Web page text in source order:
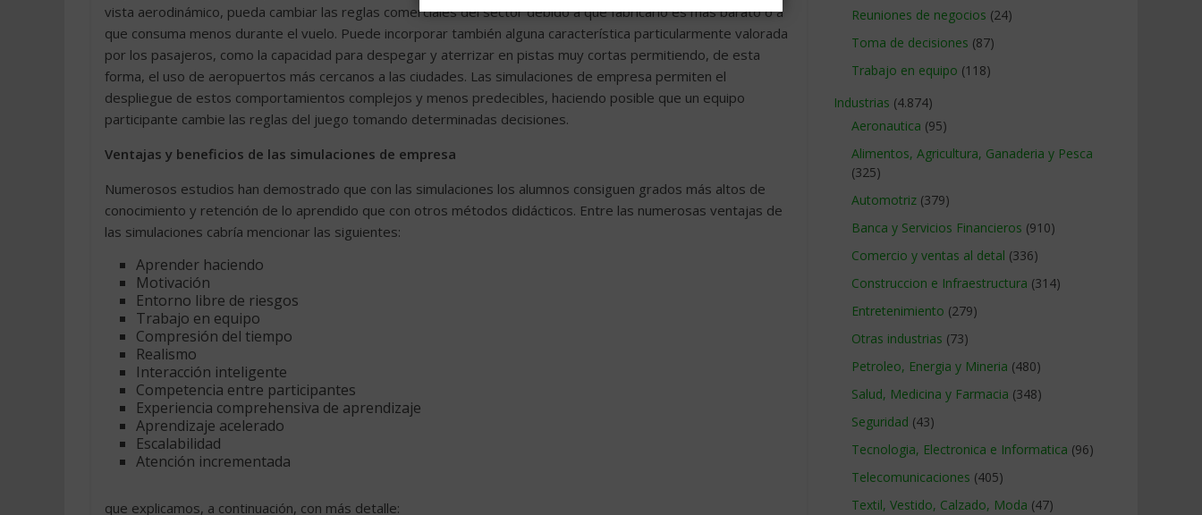
vista aerodinámico, pueda cambiar las reglas comerciales del sector debido a que fabricarlo es más barato o a
que consuma menos durante el vuelo. Puede incorporar también alguna característica particularmente valorada
por los pasajeros, como la capacidad para despegar y aterrizar en pistas muy cortas permitiendo, de esta
forma, el uso de aeropuertos más cercanos a las ciudades. Las simulaciones de empresa permiten el
despliegue de estos comportamientos complejos y menos predecibles, haciendo posible que un equipo
participante cambie las reglas del juego tomando determinadas decisiones.
Ventajas y beneficios de las simulaciones de empresa
Numerosos estudios han demostrado que con las simulaciones los alumnos consiguen grados más altos de
conocimiento y retención de lo aprendido que con otros métodos didácticos. Entre las numerosas ventajas de
las simulaciones cabría mencionar las siguientes:
Aprender haciendo
Motivación
Entorno libre de riesgos
Trabajo en equipo
Compresión del tiempo
Realismo
Interacción inteligente
Competencia entre participantes
Experiencia comprehensiva de aprendizaje
Aprendizaje acelerado
Escalabilidad
Atención incrementada
que explicamos, a continuación, con más detalle:
Reuniones de negocios (24)
Toma de decisiones (87)
Trabajo en equipo (118)
Industrias (4.874)
Aeronautica (95)
Alimentos, Agricultura, Ganaderia y Pesca
(325)
Automotriz (379)
Banca y Servicios Financieros (910)
Comercio y ventas al detal (336)
Construccion e Infraestructura (314)
Entretenimiento (279)
Otras industrias (73)
Petroleo, Energia y Mineria (480)
Salud, Medicina y Farmacia (348)
Seguridad (43)
Tecnologia, Electronica e Informatica (96)
Telecomunicaciones (405)
Textil, Vestido, Calzado, Moda (47)